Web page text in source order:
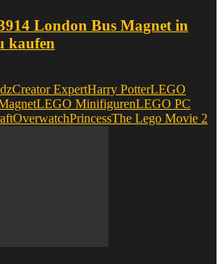
London Bus Magnet in
kaufen
Creator ExpertHarry PotterLEGO
LEGO MinifigurenLEGO PC
OverwatchPrincessThe Lego Movie 2